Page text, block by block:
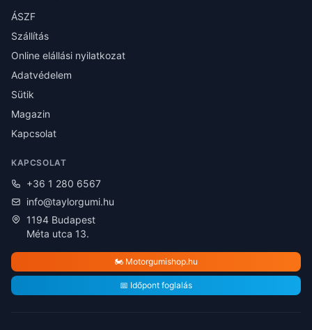
ÁSZF
Szállítás
Online elállási nyilatkozat
Adatvédelem
Sütik
Magazin
Kapcsolat
KAPCSOLAT
+36 1 280 6567
info@taylorgumi.hu
1194 Budapest
Méta utca 13.
🏍️ Motorgumishop.hu
📅 Időpont foglalás